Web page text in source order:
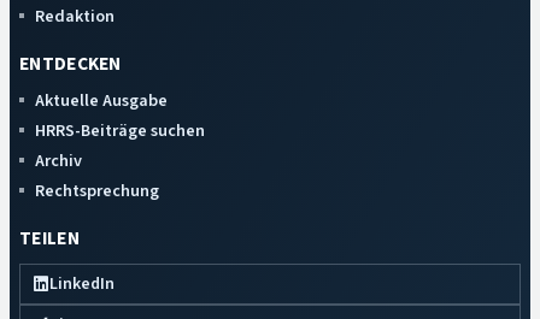
Redaktion
ENTDECKEN
Aktuelle Ausgabe
HRRS-Beiträge suchen
Archiv
Rechtsprechung
TEILEN
LinkedIn